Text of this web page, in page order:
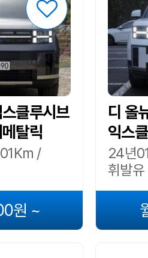
클루시브
탈릭
/
원 ~
디 올
익스
24년
휘발유